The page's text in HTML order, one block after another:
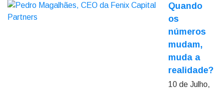
Quando
os
números
mudam,
muda a
realidade?
10 de Julho,